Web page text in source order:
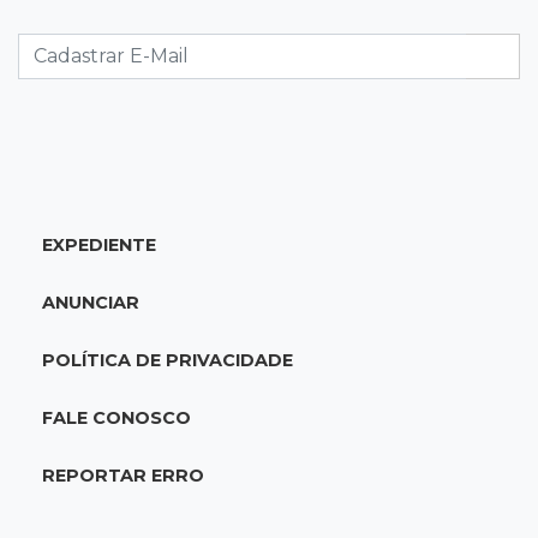
FAB morrem em confronto
19:1895º caso
após reagir à abordagem policial
18:51 Certidão
Em MS, uma criança é registrada sem o nome
EXPEDIENTE
ANUNCIAR
POLÍTICA DE PRIVACIDADE
FALE CONOSCO
REPORTAR ERRO